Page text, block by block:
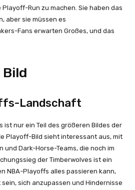
Run zu machen. Sie haben das
aber sie müssen es
Fans erwarten Großes, und das
Landschaft
ist nur ein Teil des größeren Bildes der
Playoff-Bild sieht interessant aus, mit
und Dark-Horse-Teams, die noch im
der Timberwolves ist ein
NBA-Playoffs alles passieren kann,
sich anzupassen und Hindernisse